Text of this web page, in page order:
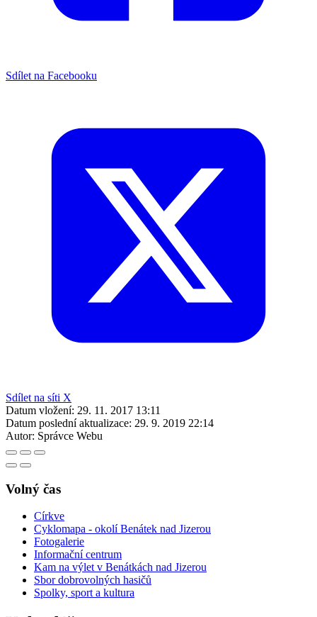
Sdílet na Facebooku
Sdílet na síti X
Datum vložení: 29. 11. 2017 13:11
Datum poslední aktualizace: 29. 9. 2019 22:14
Autor: Správce Webu
Volný čas
Církve
Cyklomapa - okolí Benátek nad Jizerou
Fotogalerie
Informační centrum
Kam na výlet v Benátkách nad Jizerou
Sbor dobrovolných hasičů
Spolky, sport a kultura